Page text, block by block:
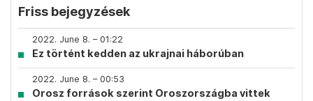
Friss bejegyzések
2022. June 8. – 01:22
Ez történt kedden az ukrajnai háborúban
2022. June 8. – 00:53
Orosz források szerint Oroszországba vittek